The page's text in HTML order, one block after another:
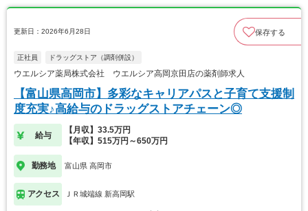
更新日：2026年6月28日 保存する
正社員 ドラッグストア（調剤併設）
ウエルシア薬局株式会社 ウエルシア高岡京田店の薬剤師求人
【富山県高岡市】多彩なキャリアパスと子育て支援制
度充実♪高給与のドラッグストアチェーン◎
給与
【月収】33.5万円
【年収】515万円～650万円
勤務地 富山県 高岡市
アクセス ＪＲ城端線 新高岡駅